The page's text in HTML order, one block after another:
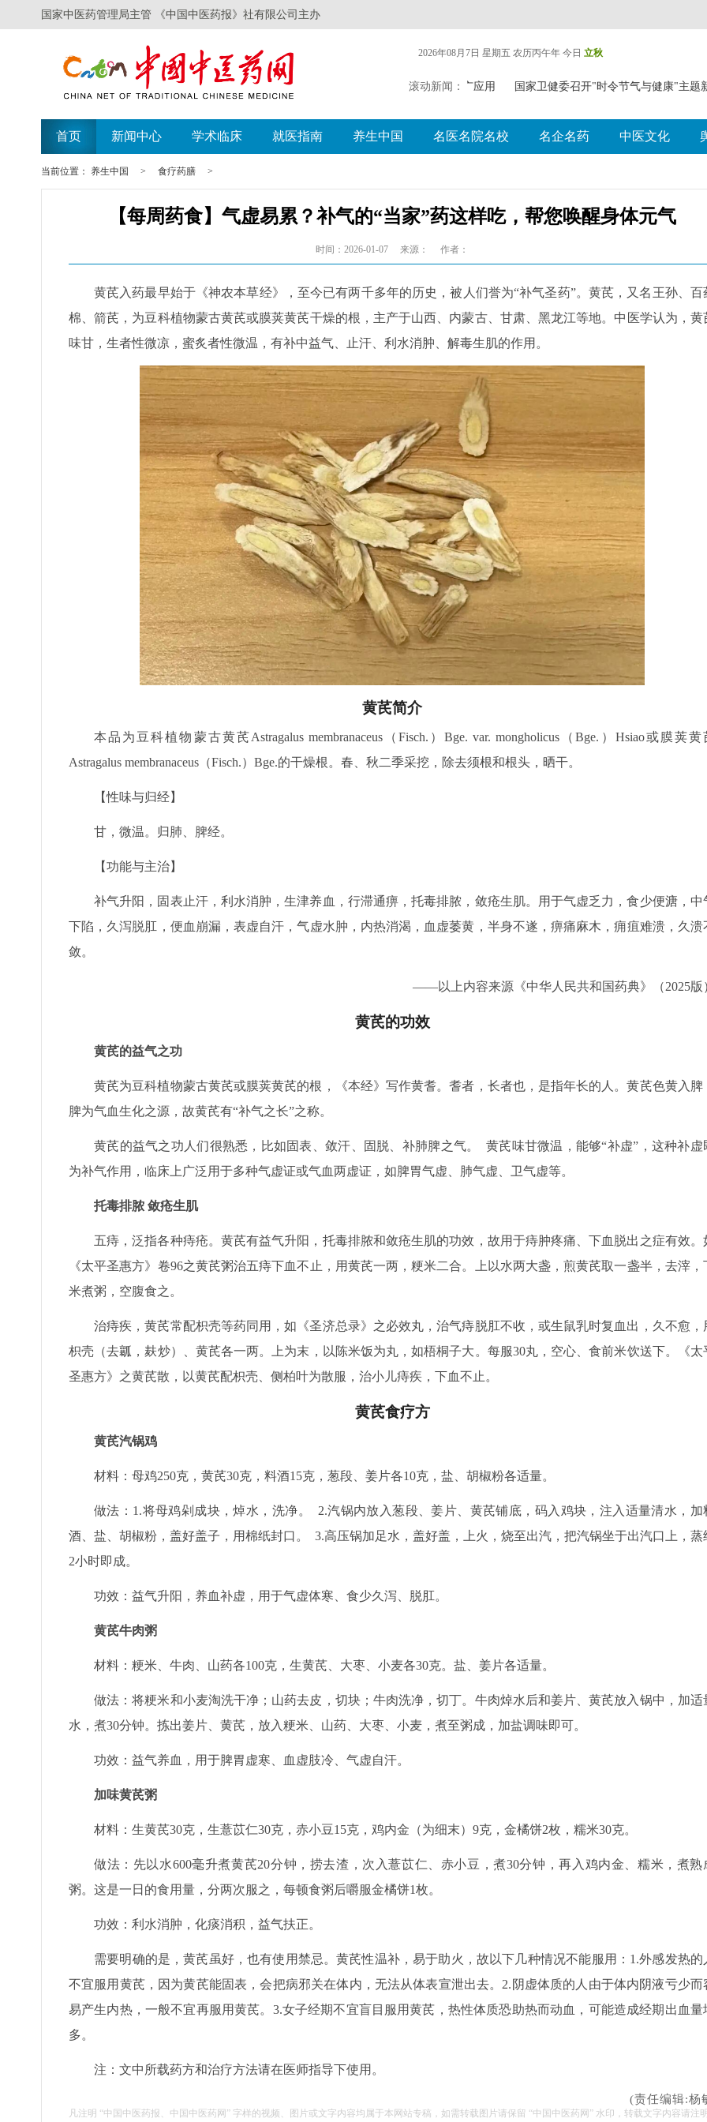
国家中医药管理局主管 《中国中医药报》社有限公司主办
2026年08月7日 星期五 农历丙午年 今日 立秋
滚动新闻：
遗失声明 广西举办比赛探索中（壮瑶）药药膳食疗推广应用 国家卫健委召开"时令节气与健康"主题
首页 新闻中心 学术临床 就医指南 养生中国 名医名院名校 名企名药 中医文化
当前位置： 养生中国 > 食疗药膳 >
【每周药食】气虚易累？补气的“当家”药这样吃，帮您唤醒身体元气
时间：2026-01-07 来源： 作者：
黄芪入药最早始于《神农本草经》，至今已有两千多年的历史，被人们誉为“补气圣药”。黄芪，又名王孙、百
棉、箭芪，为豆科植物蒙古黄芪或膜荚黄芪干燥的根，主产于山西、内蒙古、甘肃、黑龙江等地。中医学认为，黄
味甘，生者性微凉，蜜炙者性微温，有补中益气、止汗、利水消肿、解毒生肌的作用。
黄芪简介
本品为豆科植物蒙古黄芪Astragalus membranaceus（Fisch.）Bge. var. mongholicus（Bge.）Hsiao或膜荚黄
Astragalus membranaceus（Fisch.）Bge.的干燥根。春、秋二季采挖，除去须根和根头，晒干。
【性味与归经】
甘，微温。归肺、脾经。
【功能与主治】
补气升阳，固表止汗，利水消肿，生津养血，行滞通痹，托毒排脓，敛疮生肌。用于气虚乏力，食少便溏，中
下陷，久泻脱肛，便血崩漏，表虚自汗，气虚水肿，内热消渴，血虚萎黄，半身不遂，痹痛麻木，痈疽难溃，久溃
敛。
——以上内容来源《中华人民共和国药典》（2025版
黄芪的功效
黄芪的益气之功
黄芪为豆科植物蒙古黄芪或膜荚黄芪的根，《本经》写作黄耆。耆者，长者也，是指年长的人。黄芪色黄入脾
脾为气血生化之源，故黄芪有“补气之长”之称。
黄芪的益气之功人们很熟悉，比如固表、敛汗、固脱、补肺脾之气。 黄芪味甘微温，能够“补虚”，这种补虚
为补气作用，临床上广泛用于多种气虚证或气血两虚证，如脾胃气虚、肺气虚、卫气虚等。
托毒排脓 敛疮生肌
五痔，泛指各种痔疮。黄芪有益气升阳，托毒排脓和敛疮生肌的功效，故用于痔肿疼痛、下血脱出之症有效。
《太平圣惠方》卷96之黄芪粥治五痔下血不止，用黄芪一两，粳米二合。上以水两大盏，煎黄芪取一盏半，去滓，
米煮粥，空腹食之。
治痔疾，黄芪常配枳壳等药同用，如《圣济总录》之必效丸，治气痔脱肛不收，或生鼠乳时复血出，久不愈，
枳壳（去瓤，麸炒）、黄芪各一两。上为末，以陈米饭为丸，如梧桐子大。每服30丸，空心、食前米饮送下。《太
圣惠方》之黄芪散，以黄芪配枳壳、侧柏叶为散服，治小儿痔疾，下血不止。
黄芪食疗方
黄芪汽锅鸡
材料：母鸡250克，黄芪30克，料酒15克，葱段、姜片各10克，盐、胡椒粉各适量。
做法：1.将母鸡剁成块，焯水，洗净。 2.汽锅内放入葱段、姜片、黄芪铺底，码入鸡块，注入适量清水，加
酒、盐、胡椒粉，盖好盖子，用棉纸封口。 3.高压锅加足水，盖好盖，上火，烧至出汽，把汽锅坐于出汽口上，蒸
2小时即成。
功效：益气升阳，养血补虚，用于气虚体寒、食少久泻、脱肛。
黄芪牛肉粥
材料：粳米、牛肉、山药各100克，生黄芪、大枣、小麦各30克。盐、姜片各适量。
做法：将粳米和小麦淘洗干净；山药去皮，切块；牛肉洗净，切丁。牛肉焯水后和姜片、黄芪放入锅中，加适
水，煮30分钟。拣出姜片、黄芪，放入粳米、山药、大枣、小麦，煮至粥成，加盐调味即可。
功效：益气养血，用于脾胃虚寒、血虚肢冷、气虚自汗。
加味黄芪粥
材料：生黄芪30克，生薏苡仁30克，赤小豆15克，鸡内金（为细末）9克，金橘饼2枚，糯米30克。
做法：先以水600毫升煮黄芪20分钟，捞去渣，次入薏苡仁、赤小豆，煮30分钟，再入鸡内金、糯米，煮熟
粥。这是一日的食用量，分两次服之，每顿食粥后嚼服金橘饼1枚。
功效：利水消肿，化痰消积，益气扶正。
需要明确的是，黄芪虽好，也有使用禁忌。黄芪性温补，易于助火，故以下几种情况不能服用：1.外感发热的
不宜服用黄芪，因为黄芪能固表，会把病邪关在体内，无法从体表宣泄出去。2.阴虚体质的人由于体内阴液亏少而
易产生内热，一般不宜再服用黄芪。3.女子经期不宜盲目服用黄芪，热性体质恐助热而动血，可能造成经期出血量
多。
注：文中所载药方和治疗方法请在医师指导下使用。
(责任编辑:杨
凡注明 “中国中医药报、中国中医药网” 字样的视频、图片或文字内容均属于本网站专稿，如需转载图片请保留 “中国中医药网” 水印，转载文字内容请注